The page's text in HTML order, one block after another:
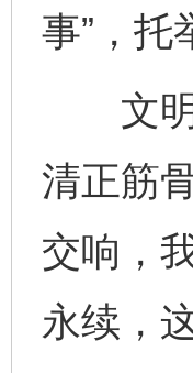
事”，托
文明
清正筋
交响，
永续，